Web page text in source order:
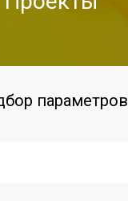
параметров